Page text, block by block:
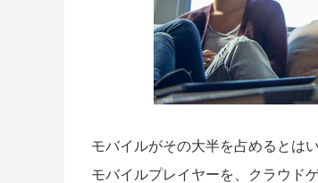
モバイルがその大半を占めるとは
モバイルプレイヤーを、クラウド